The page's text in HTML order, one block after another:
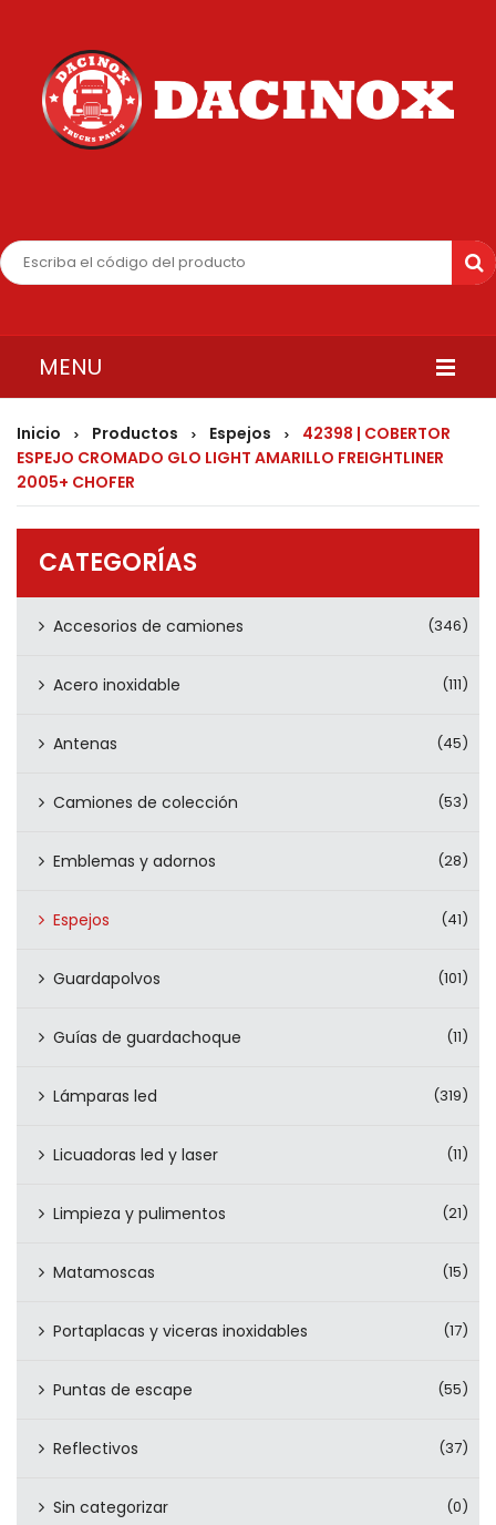
MENU
INICIO
QUIENES SOMOS
PRODUCTOS
CONTÁCTENOS
Inicio > Productos > Espejos >
42398 | COBERTOR
ESPEJO CROMADO GLO LIGHT AMARILLO FREIGHTLINER
2005+ CHOFER
CATEGORÍAS
Accesorios de camiones (346)
Acero inoxidable (111)
Antenas (45)
Camiones de colección (53)
Emblemas y adornos (28)
Espejos (41)
Guardapolvos (101)
Guías de guardachoque (11)
Lámparas led (319)
Licuadoras led y laser (11)
Limpieza y pulimentos (21)
Matamoscas (15)
Portaplacas y viceras inoxidables (17)
Puntas de escape (55)
Reflectivos (37)
Sin categorizar (0)